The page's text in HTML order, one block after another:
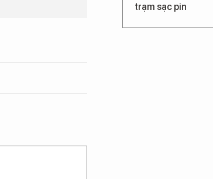
trạm sạc pin